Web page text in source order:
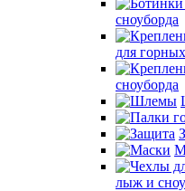
сноуборда
для
сноуборда
лыж и